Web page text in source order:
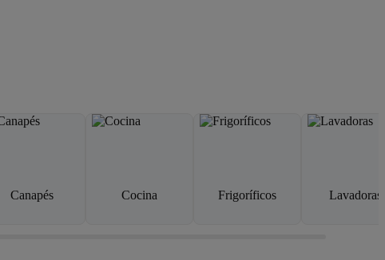
Canapés Cocina Frigoríficos Lavadoras